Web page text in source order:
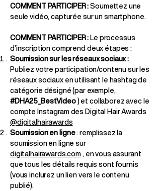
COMMENT PARTICIPER :Soumettez une
seule vidéo, capturée sur un smartphone.
COMMENT PARTICIPER :Le processus
d’inscription comprend deux étapes :
Soumission sur les réseaux sociaux :
Publiez votre participation/contenu sur les
réseaux sociaux en utilisant le hashtag de
catégorie désigné (par exemple,
#DHA25_BestVideo) et collaborez avec le
compte Instagram des Digital Hair Awards
@digitalhairawards
Soumissionen ligne: remplissez la
soumission en ligne sur
digitalhairawards.com, en vous assurant
que tous les détails requis sont fournis
(vous inclurez un lien vers le contenu
publié).